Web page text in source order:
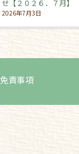
せ【２０２６．７月】
2026年7月3日
免責事項